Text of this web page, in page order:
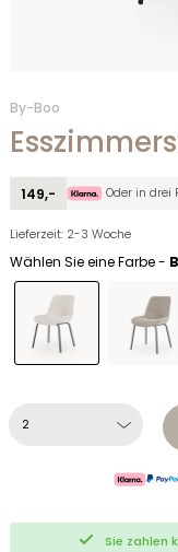
By-Boo
149,- Oder in drei
Lieferzeit: 2-3 Woche
Wählen Sie eine Farbe -
Sie zahlen